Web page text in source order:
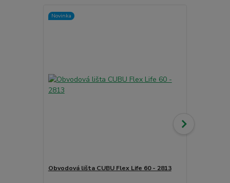
Novinka
Obvodová lišta CUBU Flex Life 60 - 2813